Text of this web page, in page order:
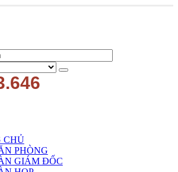
CHỦ
PHÒNG
GIÁM ĐỐC